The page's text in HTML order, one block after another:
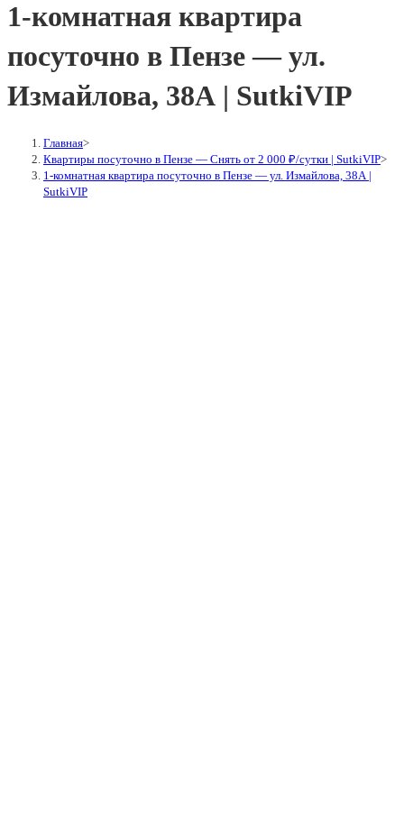
1-комнатная квартира
посуточно в Пензе — ул.
Измайлова, 38А | SutkiVIP
Главная>
Квартиры посуточно в Пензе — Снять от 2 000 ₽/сутки | SutkiVIP>
1-комнатная квартира посуточно в Пензе — ул. Измайлова, 38А |
SutkiVIP